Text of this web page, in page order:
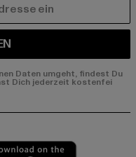
Daten umgeht, findest Du
Dich jederzeit kostenfei